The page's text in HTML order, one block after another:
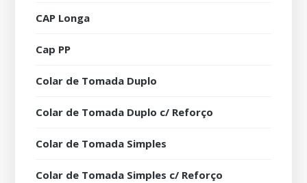
CAP Longa
Cap PP
Colar de Tomada Duplo
Colar de Tomada Duplo c/ Reforço
Colar de Tomada Simples
Colar de Tomada Simples c/ Reforço